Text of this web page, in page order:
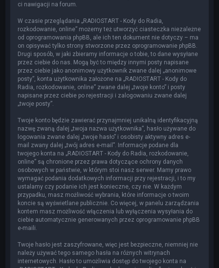
ci nawigacji na forum.
W czasie przeglądania „RADIOSTART - Kody do Radia,
rozkodowanie, online” możemy też utworzyć ciasteczka niezależne
od oprogramowania phpBB, ale ich ten dokument nie dotyczy – ma
on opisywać tylko strony stworzone przez oprogramowanie phpBB.
Drugi sposób, w jaki zbieramy informacje o tobie, to dane wysyłane
przez ciebie do nas. Mogą być to między innymi posty napisane
przez ciebie jako anonimowy użytkownik zwane dalej „anonimowe
posty”, konta użytkownika założone na „RADIOSTART - Kody do
Radia, rozkodowanie, online” zwane dalej „twoje konto” i posty
napisane przez ciebie po rejestracji i zalogowaniu zwane dalej
„twoje posty”.
Twoje konto będzie zawierać przynajmniej unikalną identyfikacyjną
nazwę zwaną dalej „twoja nazwa użytkownika”, hasło używane do
logowania zwane dalej „twoje hasło” i osobisty aktywny adres e-
mail zwany dalej „twój adres e-mail”. Informacje podane dla
twojego konta na „RADIOSTART - Kody do Radia, rozkodowanie,
online” są chronione przez prawa dotyczące ochrony danych
osobowych w państwie, w którym stoi nasz serwer. Mamy prawo
wymagać podania dodatkowych informacji przy rejestracji, i to my
ustalamy czy podanie ich jest konieczne, czy nie. W każdym
przypadku, masz możliwość wybrania, które informacje o twoim
koncie są wyświetlane publicznie. Co więcej, w panelu zarządzania
kontem masz możliwość włączenia lub wyłączenia wysyłania do
ciebie automatycznie generowanych przez oprogramowanie phpBB
e-maili.
Twoje hasło jest zaszyfrowane, więc jest bezpieczne, niemniej nie
należy używać tego samego hasła na różnych witrynach
internetowych. Hasło to umożliwia dostęp do twojego konta na